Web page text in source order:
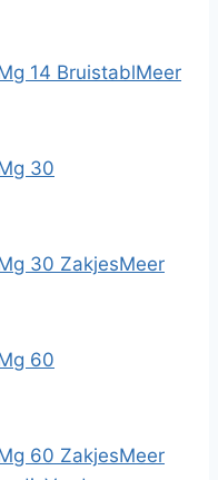
14 BruistablMeer
30
30 ZakjesMeer
60
60 ZakjesMeer